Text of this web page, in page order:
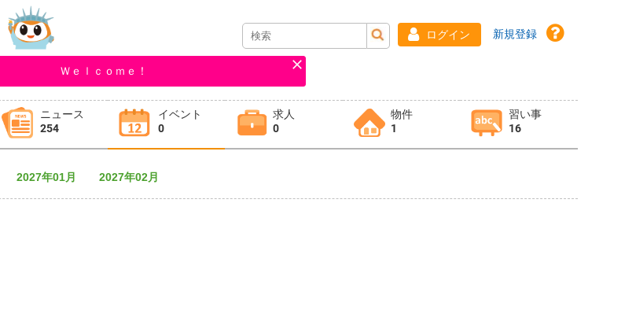
ログイン 新規登録
Ｗｅｌｃｏｍｅ！
ニュース
254
イベント
0
求人
0
物件
1
習い事
16
2027年01月 2027年02月